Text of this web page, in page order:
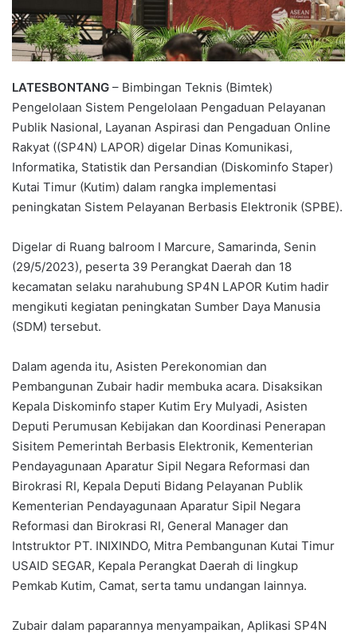
LATESBONTANG – Bimbingan Teknis (Bimtek)
Pengelolaan Sistem Pengelolaan Pengaduan Pelayanan
Publik Nasional, Layanan Aspirasi dan Pengaduan Online
Rakyat ((SP4N) LAPOR) digelar Dinas Komunikasi,
Informatika, Statistik dan Persandian (Diskominfo Staper)
Kutai Timur (Kutim) dalam rangka implementasi
peningkatan Sistem Pelayanan Berbasis Elektronik (SPBE).
Digelar di Ruang balroom I Marcure, Samarinda, Senin
(29/5/2023), peserta 39 Perangkat Daerah dan 18
kecamatan selaku narahubung SP4N LAPOR Kutim hadir
mengikuti kegiatan peningkatan Sumber Daya Manusia
(SDM) tersebut.
Dalam agenda itu, Asisten Perekonomian dan
Pembangunan Zubair hadir membuka acara. Disaksikan
Kepala Diskominfo staper Kutim Ery Mulyadi, Asisten
Deputi Perumusan Kebijakan dan Koordinasi Penerapan
Sisitem Pemerintah Berbasis Elektronik, Kementerian
Pendayagunaan Aparatur Sipil Negara Reformasi dan
Birokrasi RI, Kepala Deputi Bidang Pelayanan Publik
Kementerian Pendayagunaan Aparatur Sipil Negara
Reformasi dan Birokrasi RI, General Manager dan
Intstruktor PT. INIXINDO, Mitra Pembangunan Kutai Timur
USAID SEGAR, Kepala Perangkat Daerah di lingkup
Pemkab Kutim, Camat, serta tamu undangan lainnya.
Zubair dalam paparannya menyampaikan, Aplikasi SP4N